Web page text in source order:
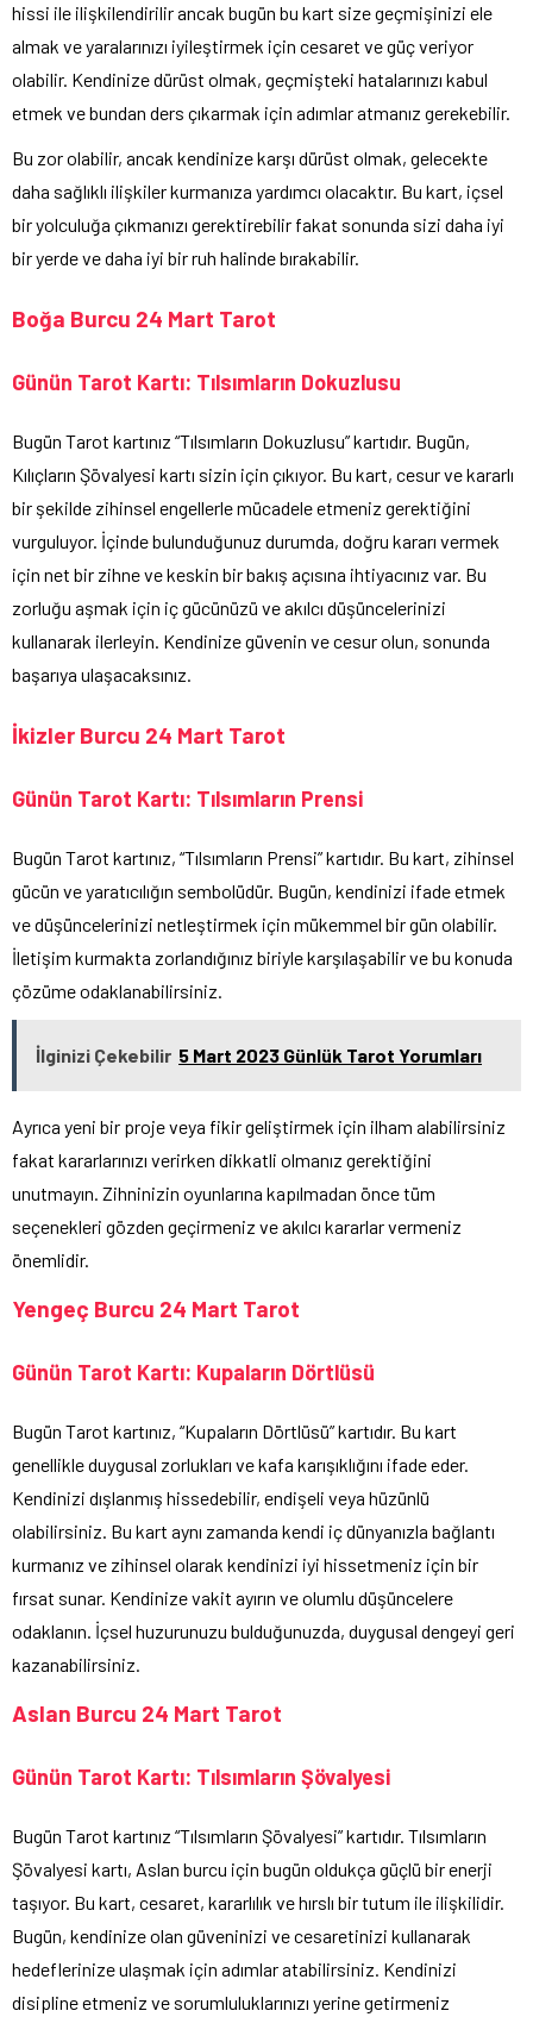
hissi ile ilişkilendirilir ancak bugün bu kart size geçmişinizi ele
almak ve yaralarınızı iyileştirmek için cesaret ve güç veriyor
olabilir. Kendinize dürüst olmak, geçmişteki hatalarınızı kabul
etmek ve bundan ders çıkarmak için adımlar atmanız gerekebilir.
Bu zor olabilir, ancak kendinize karşı dürüst olmak, gelecekte
daha sağlıklı ilişkiler kurmanıza yardımcı olacaktır. Bu kart, içsel
bir yolculuğa çıkmanızı gerektirebilir fakat sonunda sizi daha iyi
bir yerde ve daha iyi bir ruh halinde bırakabilir.
Boğa Burcu 24 Mart Tarot
Günün Tarot Kartı: Tılsımların Dokuzlusu
Bugün Tarot kartınız “Tılsımların Dokuzlusu” kartıdır. Bugün,
Kılıçların Şövalyesi kartı sizin için çıkıyor. Bu kart, cesur ve kararlı
bir şekilde zihinsel engellerle mücadele etmeniz gerektiğini
vurguluyor. İçinde bulunduğunuz durumda, doğru kararı vermek
için net bir zihne ve keskin bir bakış açısına ihtiyacınız var. Bu
zorluğu aşmak için iç gücünüzü ve akılcı düşüncelerinizi
kullanarak ilerleyin. Kendinize güvenin ve cesur olun, sonunda
başarıya ulaşacaksınız.
İkizler Burcu 24 Mart Tarot
Günün Tarot Kartı: Tılsımların Prensi
Bugün Tarot kartınız, “Tılsımların Prensi” kartıdır. Bu kart, zihinsel
gücün ve yaratıcılığın sembolüdür. Bugün, kendinizi ifade etmek
ve düşüncelerinizi netleştirmek için mükemmel bir gün olabilir.
İletişim kurmakta zorlandığınız biriyle karşılaşabilir ve bu konuda
çözüme odaklanabilirsiniz.
İlginizi Çekebilir 5 Mart 2023 Günlük Tarot Yorumları
Ayrıca yeni bir proje veya fikir geliştirmek için ilham alabilirsiniz
fakat kararlarınızı verirken dikkatli olmanız gerektiğini
unutmayın. Zihninizin oyunlarına kapılmadan önce tüm
seçenekleri gözden geçirmeniz ve akılcı kararlar vermeniz
önemlidir.
Yengeç Burcu 24 Mart Tarot
Günün Tarot Kartı: Kupaların Dörtlüsü
Bugün Tarot kartınız, “Kupaların Dörtlüsü” kartıdır. Bu kart
genellikle duygusal zorlukları ve kafa karışıklığını ifade eder.
Kendinizi dışlanmış hissedebilir, endişeli veya hüzünlü
olabilirsiniz. Bu kart aynı zamanda kendi iç dünyanızla bağlantı
kurmanız ve zihinsel olarak kendinizi iyi hissetmeniz için bir
fırsat sunar. Kendinize vakit ayırın ve olumlu düşüncelere
odaklanın. İçsel huzurunuzu bulduğunuzda, duygusal dengeyi geri
kazanabilirsiniz.
Aslan Burcu 24 Mart Tarot
Günün Tarot Kartı: Tılsımların Şövalyesi
Bugün Tarot kartınız “Tılsımların Şövalyesi” kartıdır. Tılsımların
Şövalyesi kartı, Aslan burcu için bugün oldukça güçlü bir enerji
taşıyor. Bu kart, cesaret, kararlılık ve hırslı bir tutum ile ilişkilidir.
Bugün, kendinize olan güveninizi ve cesaretinizi kullanarak
hedeflerinize ulaşmak için adımlar atabilirsiniz. Kendinizi
disipline etmeniz ve sorumluluklarınızı yerine getirmeniz